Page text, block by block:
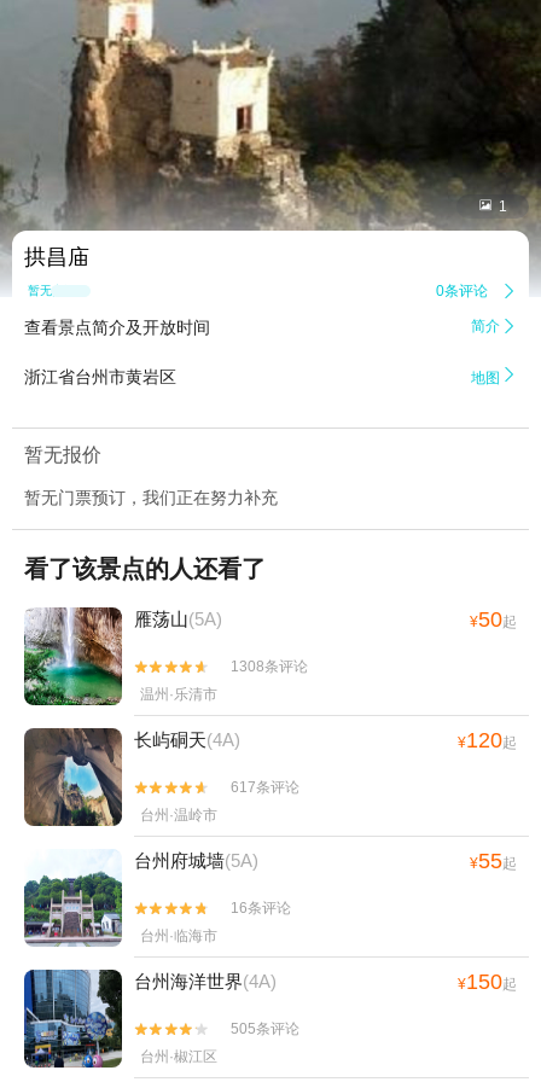
 1
拱昌庙
暂无点评 0条评论 
查看景点简介及开放时间 简介 
浙江省台州市黄岩区 地图 
暂无报价
暂无门票预订，我们正在努力补充
看了该景点的人还看了
雁荡山(5A) ¥50起


1308条评论
温州·乐清市
长屿硐天(4A) ¥120起


617条评论
台州·温岭市
台州府城墙(5A) ¥55起


16条评论
台州·临海市
台州海洋世界(4A) ¥150起


505条评论
台州·椒江区